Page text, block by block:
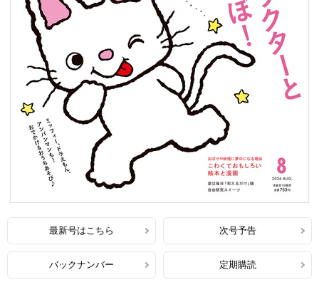
最新号はこちら 次号予告
バックナンバー 定期購読